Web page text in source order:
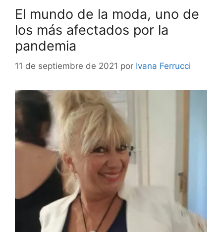
El mundo de la moda, uno de
los más afectados por la
pandemia
11 de septiembre de 2021 por Ivana Ferrucci